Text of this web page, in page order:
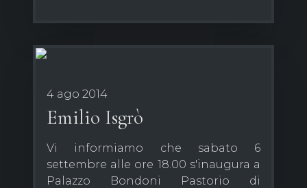
4 ago 2014
Emilio Isgrò
Vi informiamo che sabato 6
settembre alle ore 18.00 s'inaugura a
Palazzo Bondoni Pastorio di